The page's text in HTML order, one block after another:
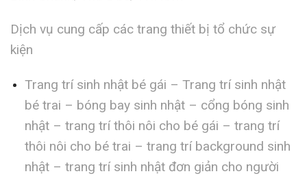
Dịch vụ cung cấp các trang thiết bị tổ chức sự
kiện
Trang trí sinh nhật bé gái – Trang trí sinh nhật
bé trai – bóng bay sinh nhật – cổng bóng sinh
nhật – trang trí thôi nôi cho bé gái – trang trí
thôi nôi cho bé trai – trang trí background sinh
nhật – trang trí sinh nhật đơn giản cho người